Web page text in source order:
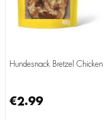
Hundesnack Bretzel Chicken
€2.99